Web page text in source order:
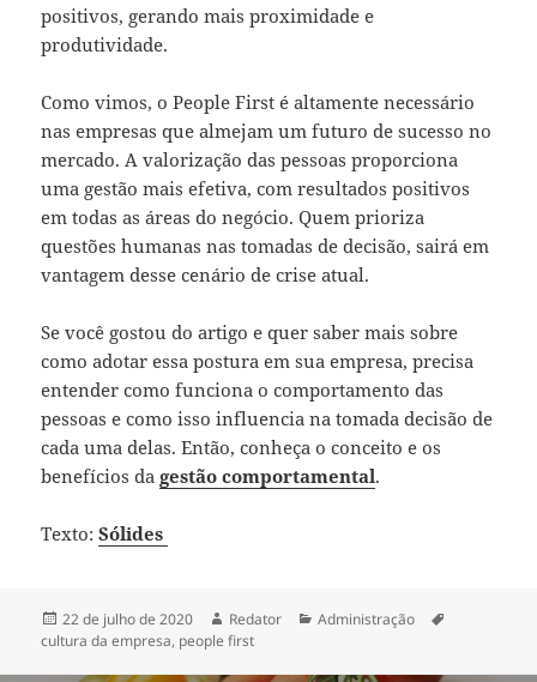
positivos, gerando mais proximidade e
produtividade.
Como vimos, o People First é altamente necessário
nas empresas que almejam um futuro de sucesso no
mercado. A valorização das pessoas proporciona
uma gestão mais efetiva, com resultados positivos
em todas as áreas do negócio. Quem prioriza
questões humanas nas tomadas de decisão, sairá em
vantagem desse cenário de crise atual.
Se você gostou do artigo e quer saber mais sobre
como adotar essa postura em sua empresa, precisa
entender como funciona o comportamento das
pessoas e como isso influencia na tomada decisão de
cada uma delas. Então, conheça o conceito e os
benefícios dagestão comportamental.
Texto:Sólides
Publicado
em
22 de julho de 2020 Autor
Redator Categorias
Administração
cultura da empresa, people first